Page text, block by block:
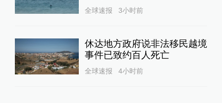
全球速报 3小时前
休达地方政府说非法移民越境
事件已致约百人死亡
全球速报 4小时前